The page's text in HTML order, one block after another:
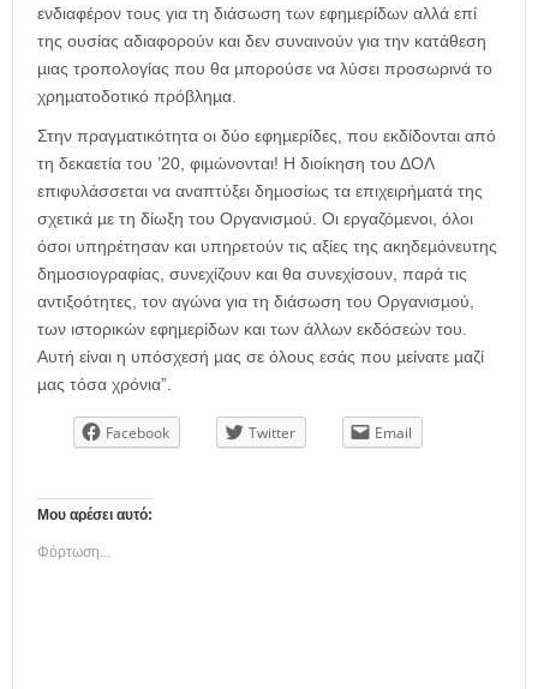
ενδιαφέρον τους για τη διάσωση των εφηµερίδων αλλά επί
της ουσίας αδιαφορούν και δεν συναινούν για την κατάθεση
µιας τροπολογίας που θα µπορούσε να λύσει προσωρινά το
χρηµατοδοτικό πρόβληµα.
Στην πραγµατικότητα οι δύο εφηµερίδες, που εκδίδονται από
τη δεκαετία του ’20, φιµώνονται! Η διοίκηση του ΔΟΛ
επιφυλάσσεται να αναπτύξει δηµοσίως τα επιχειρήµατά της
σχετικά µε τη δίωξη του Οργανισµού. Οι εργαζόµενοι, όλοι
όσοι υπηρέτησαν και υπηρετούν τις αξίες της ακηδεµόνευτης
δηµοσιογραφίας, συνεχίζουν και θα συνεχίσουν, παρά τις
αντιξοότητες, τον αγώνα για τη διάσωση του Οργανισµού,
των ιστορικών εφηµερίδων και των άλλων εκδόσεών του.
Αυτή είναι η υπόσχεσή µας σε όλους εσάς που µείνατε µαζί
µας τόσα χρόνια”.
Facebook Twitter Email
Μου αρέσει αυτό:
Φόρτωση...